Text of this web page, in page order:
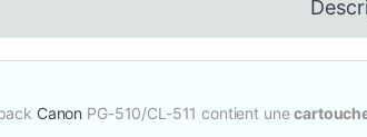
Canon PG-510/CL-511 contient une